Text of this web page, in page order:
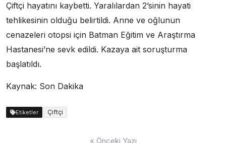
Çiftçi hayatını kaybetti. Yaralılardan 2’sinin hayati
tehlikesinin olduğu belirtildi. Anne ve oğlunun
cenazeleri otopsi için Batman Eğitim ve Araştırma
Hastanesi’ne sevk edildi. Kazaya ait soruşturma
başlatıldı.
Kaynak: Son Dakika
Etiketler Çiftçi
« Önceki Yazı